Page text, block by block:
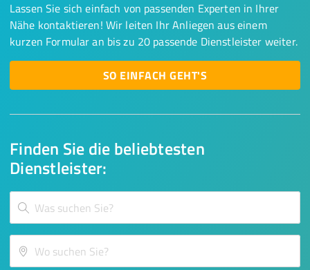
Finden Sie die beliebtesten
Dienstleister:
Lassen Sie sich einfach von passenden Experten in Ihrer
Nähe kontaktieren! Wir leiten Ihr Anliegen aus einem
kurzen Formular an bis zu 20 passende Dienstleister weiter.
SO EINFACH GEHT'S